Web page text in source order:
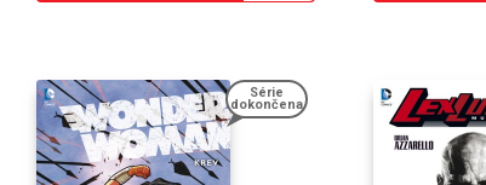
Série
dokončena